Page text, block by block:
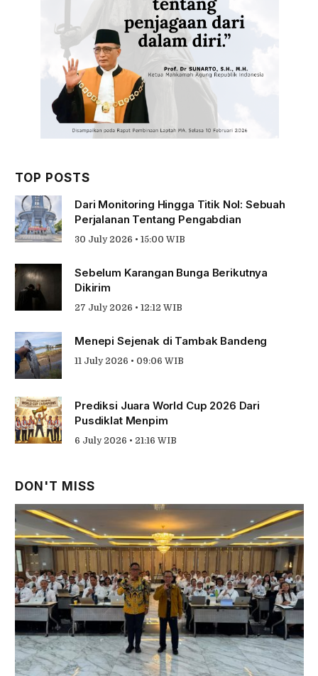
TOP POSTS
Dari Monitoring Hingga Titik Nol: Sebuah
Perjalanan Tentang Pengabdian
30 July 2026 • 15:00 WIB
Sebelum Karangan Bunga Berikutnya
Dikirim
27 July 2026 • 12:12 WIB
Menepi Sejenak di Tambak Bandeng
11 July 2026 • 09:06 WIB
Prediksi Juara World Cup 2026 Dari
Pusdiklat Menpim
6 July 2026 • 21:16 WIB
DON'T MISS